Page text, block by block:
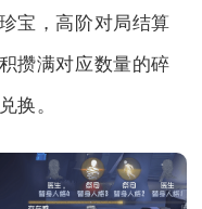
宝，高阶对局结算
攒满对应数量的碎
换。